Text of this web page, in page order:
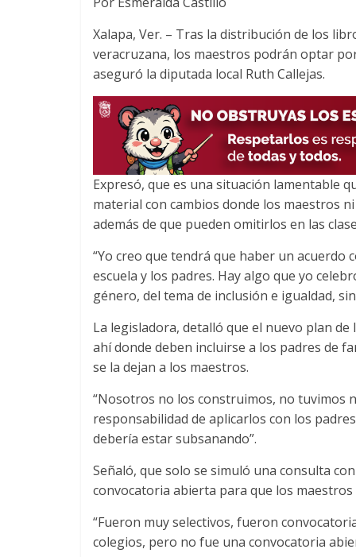
c
b
o
o
k
i
t
e
r
a
s
A
p
p
Xalapa, Ver. – Tras la distribución de los
veracruzana, los maestros podrán optar
aseguró la diputada local Ruth Callejas.
Expresó, que es una situación lamentable
material con cambios donde los maestros
además de que pueden omitirlos en las
“Yo creo que tendrá que haber un
escuela y los padres. Hay algo que yo
género, del tema de inclusión e igualdad,
La legisladora, detalló que el nuevo plan
ahí donde deben incluirse a los padres de
se la dejan a los maestros.
“Nosotros no los construimos, no tuvimos
responsabilidad de aplicarlos con los
debería estar subsanando”.
Señaló, que solo se simuló una consulta
convocatoria abierta para que los
“Fueron muy selectivos, fueron
colegios, pero no fue una convocatoria